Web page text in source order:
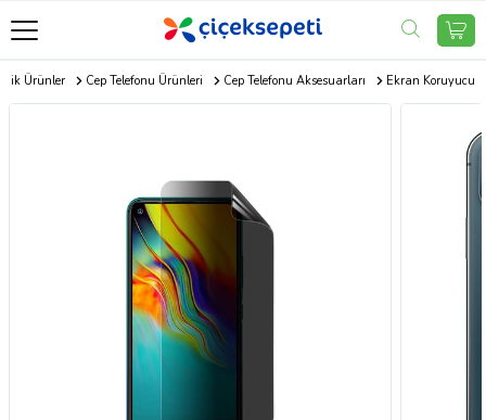
Ürünler Cep Telefonu Ürünleri Cep Telefonu Aksesuarları Ekran Koruyucu